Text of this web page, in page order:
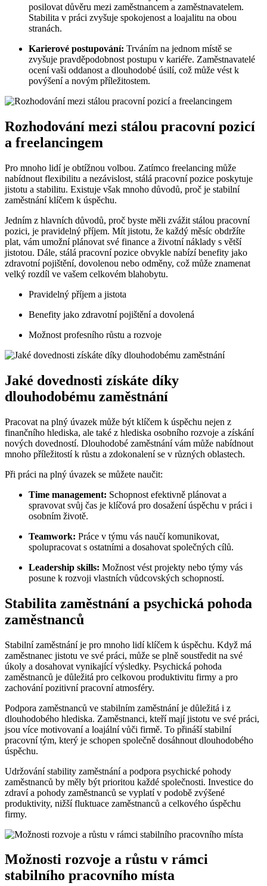
posilovat důvěru mezi zaměstnancem a zaměstnavatelem.
Stabilita v práci zvyšuje spokojenost a loajalitu na obou
stranách.
Karierové postupování: Trváním na jednom místě se
zvyšuje pravděpodobnost postupu v kariéře. Zaměstnavatelé
ocení vaši oddanost a dlouhodobé úsilí, což může vést k
povýšení a novým příležitostem.
Rozhodování mezi stálou pracovní pozicí
a freelancingem
Pro mnoho lidí je obtížnou volbou. Zatímco freelancing může
nabídnout flexibilitu a nezávislost, stálá pracovní pozice poskytuje
jistotu a stabilitu. Existuje však mnoho důvodů, proč je stabilní
zaměstnání klíčem k úspěchu.
Jedním z hlavních důvodů, proč byste měli zvážit stálou pracovní
pozici, je pravidelný příjem. Mít jistotu, že každý měsíc obdržíte
plat, vám umožní plánovat své finance a životní náklady s větší
jistotou. Dále, stálá pracovní pozice obvykle nabízí benefity jako
zdravotní pojištění, dovolenou nebo odměny, což může znamenat
velký rozdíl ve vašem celkovém blahobytu.
Pravidelný příjem a jistota
Benefity jako zdravotní pojištění a dovolená
Možnost profesního růstu a rozvoje
Jaké dovednosti získáte díky
dlouhodobému zaměstnání
Pracovat na plný úvazek může být klíčem k úspěchu nejen z
finančního hlediska, ale také z hlediska osobního rozvoje a získání
nových dovedností. Dlouhodobé zaměstnání vám může nabídnout
mnoho příležitostí k růstu a zdokonalení se v různých oblastech.
Při práci na plný úvazek se můžete naučit:
Time management: Schopnost efektivně plánovat a
spravovat svůj čas je klíčová pro dosažení úspěchu v práci i
osobním životě.
Teamwork: Práce v týmu vás naučí komunikovat,
spolupracovat s ostatními a dosahovat společných cílů.
Leadership skills: Možnost vést projekty nebo týmy vás
posune k rozvoji vlastních vůdcovských schopností.
Stabilita zaměstnání a psychická pohoda
zaměstnanců
Stabilní zaměstnání je pro mnoho lidí klíčem k úspěchu. Když má
zaměstnanec jistotu ve své práci, může se plně soustředit na své
úkoly a dosahovat vynikající výsledky. Psychická pohoda
zaměstnanců je důležitá pro celkovou produktivitu firmy a pro
zachování pozitivní pracovní atmosféry.
Podpora zaměstnanců ve stabilním zaměstnání je důležitá i z
dlouhodobého hlediska. Zaměstnanci, kteří mají jistotu ve své práci,
jsou více motivovaní a loajální vůči firmě. To přináší stabilní
pracovní tým, který je schopen společně dosáhnout dlouhodobého
úspěchu.
Udržování stability zaměstnání a podpora psychické pohody
zaměstnanců by měly být prioritou každé společnosti. Investice do
zdraví a pohody zaměstnanců se vyplatí v podobě zvýšené
produktivity, nižší fluktuace zaměstnanců a celkového úspěchu
firmy.
Možnosti rozvoje a růstu v rámci
stabilního pracovního místa